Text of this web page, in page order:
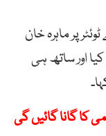
پر ماہرہ خان
اور ساتھ ہی
کا گانا گائیں گی